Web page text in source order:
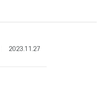
2023.11.27